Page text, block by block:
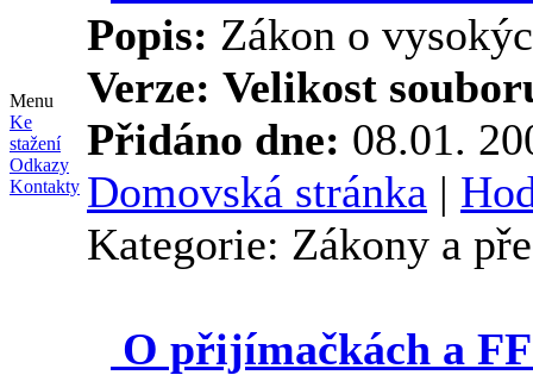
Menu
Ke
stažení
Odkazy
Kontakty
Popis: Zákon o
Verze: Velikost
Přidáno dne: 08.01.
Domovská stránka |
Kategorie: Zákony a
O přijímačkách a